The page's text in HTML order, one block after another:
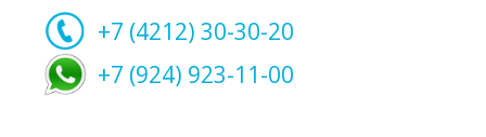
+7 (4212) 30-30-20
+7 (924) 923-11-00